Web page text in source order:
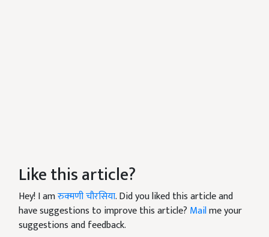
Like this article?
Hey! I amरुक्मणी चौरसिया. Did you liked this article and
have suggestions to improve this article? Mailme your
suggestions and feedback.